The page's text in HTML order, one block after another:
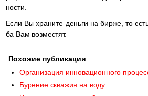
ности.
Если Вы храните деньги на бирже, то
ба Вам возместят.
Похожие публикации
Организация инновационного
Бурение скважин на воду